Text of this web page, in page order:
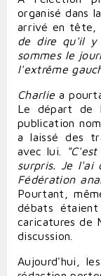
organisé dans
arrivé en tête,
de dire qu'il
sommes le
l'extrême
Charlie a
Le départ de
publication
a laissé des
avec lui.
surpris. Je l'ai
Fédération
Pourtant,
débats
caricatures de
discussion.
Aujourd'hui, les